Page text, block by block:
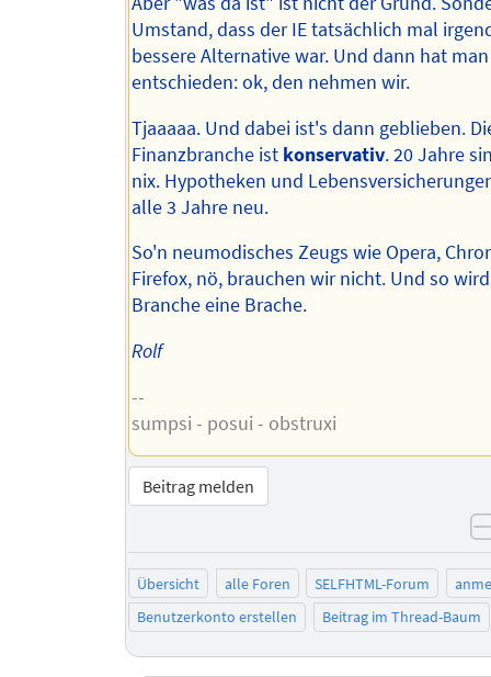
Umstand, dass der IE tatsächlich mal
bessere Alternative war. Und dann hat man
entschieden: ok, den nehmen wir.
Tjaaaaa. Und dabei ist's dann geblieben.
Finanzbranche ist konservativ. 20 Jahre
nix. Hypotheken und
alle 3 Jahre neu.
So'n neumodisches Zeugs wie Opera,
Firefox, nö, brauchen wir nicht. Und so
Branche eine Brache.
Rolf
--
sumpsi - posui - obstruxi
Beitrag melden
Übersicht alle Foren SELFHTML-Forum
Benutzerkonto erstellen
Beitrag im Thread-Baum